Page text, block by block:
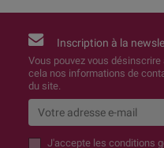
Inscription à la
Vous pouvez vous
cela nos informations de
du site.
J'accepte les conditions